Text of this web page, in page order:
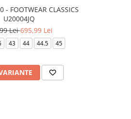
- FOOTWEAR CLASSICS
U20004JQ
Lei695,99 Lei
43 44 44.5 45